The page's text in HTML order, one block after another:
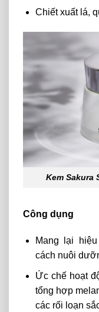
Chiết xuất lá,
Kem Sakura
Công dụng
Mang lại
cách nuôi
Ức chế hoạt
tổng hợp
các rối loạn